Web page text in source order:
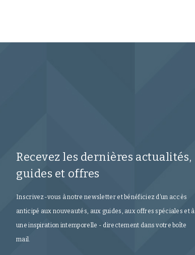
Recevez les dernières actualités,
guides et offres
Inscrivez-vous à notre newsletter et bénéficiez d’un accès
anticipé aux nouveautés, aux guides, aux offres spéciales et à
une inspiration intemporelle - directement dans votre boîte
mail.